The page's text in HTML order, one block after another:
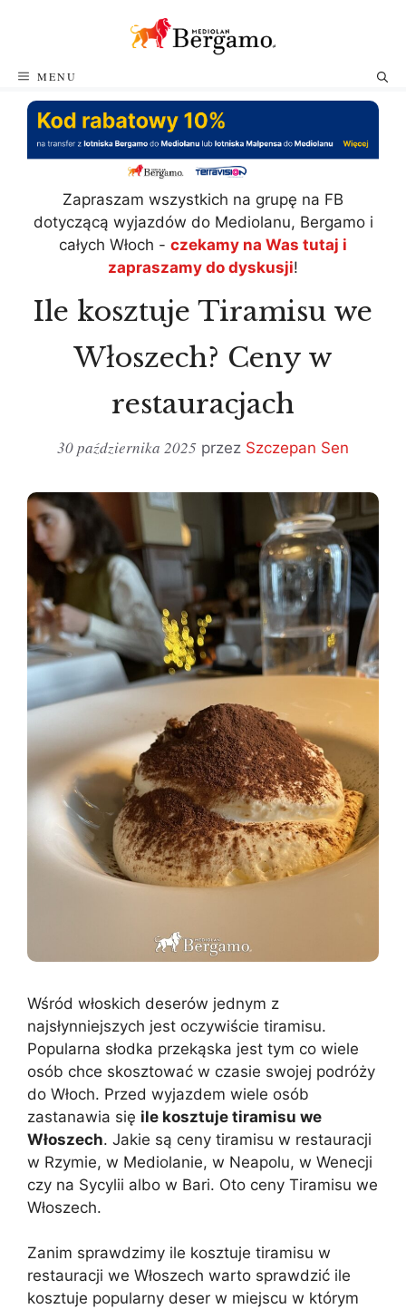
MENU
Zapraszam wszystkich na grupę na FB
dotyczącą wyjazdów do Mediolanu, Bergamo i
całych Włoch - czekamy na Was tutaj i
zapraszamy do dyskusji!
Ile kosztuje Tiramisu we
Włoszech? Ceny w
restauracjach
30 października 2025 przez Szczepan Sen
Wśród włoskich deserów jednym z
najsłynniejszych jest oczywiście tiramisu.
Popularna słodka przekąska jest tym co wiele
osób chce skosztować w czasie swojej podróży
do Włoch. Przed wyjazdem wiele osób
zastanawia się ile kosztuje tiramisu we
Włoszech. Jakie są ceny tiramisu w restauracji
w Rzymie, w Mediolanie, w Neapolu, w Wenecji
czy na Sycylii albo w Bari. Oto ceny Tiramisu we
Włoszech.
Zanim sprawdzimy ile kosztuje tiramisu w
restauracji we Włoszech warto sprawdzić ile
kosztuje popularny deser w miejscu w którym